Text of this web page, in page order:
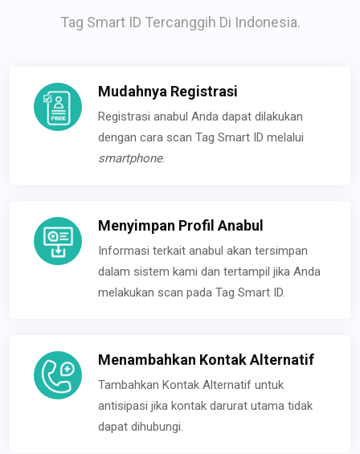
Tag Smart ID Tercanggih Di Indonesia.
Mudahnya Registrasi
Registrasi anabul Anda dapat dilakukan
dengan cara scan Tag Smart ID melalui
smartphone.
Menyimpan Profil Anabul
Informasi terkait anabul akan tersimpan
dalam sistem kami dan tertampil jika Anda
melakukan scan pada Tag Smart ID.
Menambahkan Kontak Alternatif
Tambahkan Kontak Alternatif untuk
antisipasi jika kontak darurat utama tidak
dapat dihubungi.